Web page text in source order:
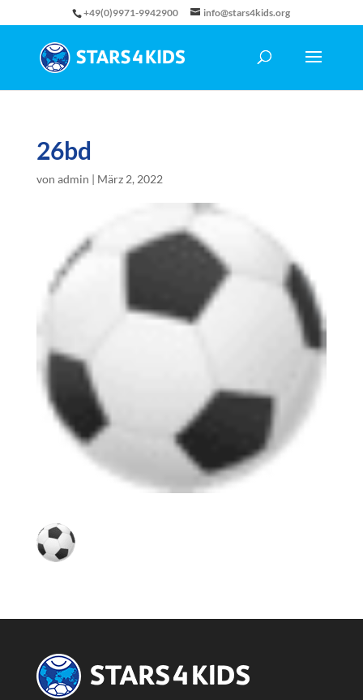
+49(0)9971-9942900 info@stars4kids.org
26bd
von admin | März 2, 2022